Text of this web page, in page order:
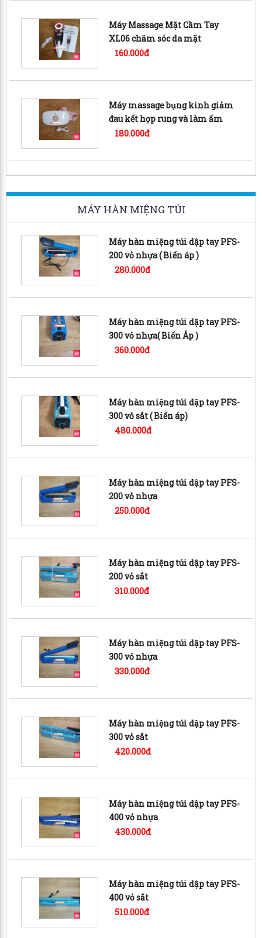
Máy Massage Mặt Cầm Tay
XL06 chăm sóc da mặt
160.000đ
Máy massage bụng kinh giảm
đau kết hợp rung và làm ấm
AISUOJIA
180.000đ
MÁY HÀN MIỆNG TÚI
Máy hàn miệng túi dập tay PFS-
200 vỏ nhựa ( Biến áp )
280.000đ
Máy hàn miệng túi dập tay PFS-
300 vỏ nhựa( Biến Áp )
360.000đ
Máy hàn miệng túi dập tay PFS-
300 vỏ sắt ( Biến áp)
480.000đ
Máy hàn miệng túi dập tay PFS-
200 vỏ nhựa
250.000đ
Máy hàn miệng túi dập tay PFS-
200 vỏ sắt
310.000đ
Máy hàn miệng túi dập tay PFS-
300 vỏ nhựa
330.000đ
Máy hàn miệng túi dập tay PFS-
300 vỏ sắt
420.000đ
Máy hàn miệng túi dập tay PFS-
400 vỏ nhựa
430.000đ
Máy hàn miệng túi dập tay PFS-
400 vỏ sắt
510.000đ